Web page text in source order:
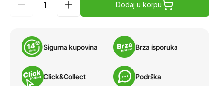
Dodaj u korpu
Sigurna kupovina Brza isporuka
Click&Collect Podrška